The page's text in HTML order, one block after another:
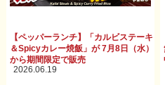
【ペッパーランチ】「カルビステーキ
＆Spicyカレー焼飯」が 7月8日（水）
から期間限定で販売
2026.06.19